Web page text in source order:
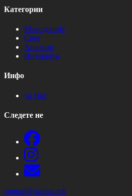
Категории
Македонија
Свет
Анализи
Интервјуа
Инфо
За Нас
Следете не
contact@stativa.mk